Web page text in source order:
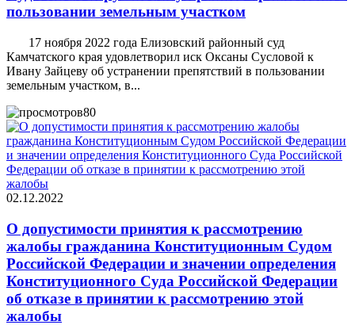
пользовании земельным участком
17 ноября 2022 года Елизовский районный суд
Камчатского края удовлетворил иск Оксаны Сусловой к
Ивану Зайцеву об устранении препятствий в пользовании
земельным участком, в...
80
02.12.2022
О допустимости принятия к рассмотрению
жалобы гражданина Конституционным Судом
Российской Федерации и значении определения
Конституционного Суда Российской Федерации
об отказе в принятии к рассмотрению этой
жалобы